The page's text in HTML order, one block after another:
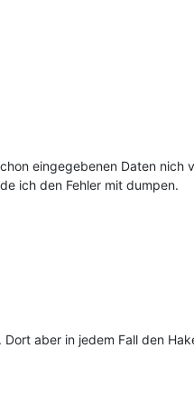
eingegebenen Daten nich
ich den Fehler mit dumpen.
aber in jedem Fall den